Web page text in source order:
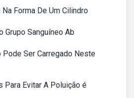
Forma De Um Cilindro
Grupo Sanguíneo Ab
Pode Ser Carregado Neste
Para Evitar A Poluição é